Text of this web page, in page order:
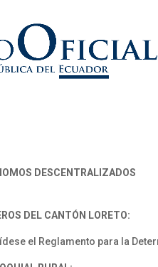
DESCENTRALIZADOS
DEL CANTÓN LORETO:
el Reglamento para la